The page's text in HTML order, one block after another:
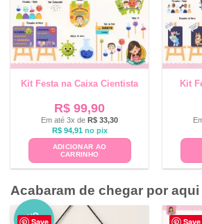
Kit Festa na Caixa Cientista
R$ 99,90
Em até 3x de R$ 33,30
R$94,91 no pix
ADICIONAR AO
CARRINHO
Kit
Acabaram de chegar por aqui
Save
NO
Save